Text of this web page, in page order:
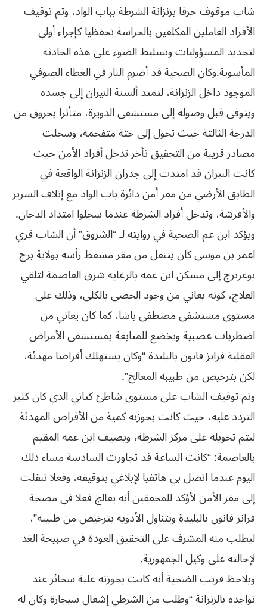
شاب موقوف حرقا بزنزانة الشرطة بباب الواد، وتم توقيف
الأفراد العاملين المكلفين بالحراسة تحفظيا كإجراء أولي
لتحديد المسؤوليات وتسليط الضوء على هذه الحادثة
المأسوية.وكان الضحية قد أضرم النار في الغطاء الصوفي
الموجود داخل الزنزانة، لتمتد ألسنة النيران إلى جسده
ويتوفى قبل وصوله إلى مستشفى الدويرة، متأثرا بحروق من
الدرجة الثالثة حيث تحول إلى جثة متفحمة، وسجلت
مصادر قريبة من التحقيق تأخر تدخل أفراد الأمن حيث
‬والأفرشة،‮ ‬وتدخل‮ ‬أفراد‮ ‬الشرطة‮ ‬عندما‮ ‬سجلوا‮ ‬امتداد‮ ‬الدخان‮.‬
ويؤكد ابن عم الضحية في روايته لـ “الشروق” أن الشاب قري
اعمر بن موسى كان يتنقل من مقر مسقط رأسه بولاية برج
بوعريرج إلى مسكن ابن عمه بالرغاية شرق العاصمة لتلقي
العلاج، كونه يعاني من وجود الحصى بالكلى، وذلك على
مستوى مستشفى مصطفى باشا، كما كان يعاني من
‬لكن‮ ‬بترخيص‮ ‬من‮ ‬طبيبه‮ ‬المعالج‮”.‬
وتم توقيف الشاب على مستوى شاطئ كتاني الذي كان كثير
التردد عليه، حيث كانت بحوزته كمية من الأقراص المهدئة
ليتم تحويله على مركز الشرطة، ويضيف ابن عمه المقيم
بالعاصمة: “كانت الساعة قد تجاوزت السادسة مساء ذلك
‬لإحالته‮ ‬على‮ ‬وكيل‮ ‬الجمهورية‮.‬
ويلاحظ قريب الضحية أنه كانت بحوزته علبة سجائر عند
تواجده بالزنزانة “وطلب من الشرطي إشعال سيجارة وكان له